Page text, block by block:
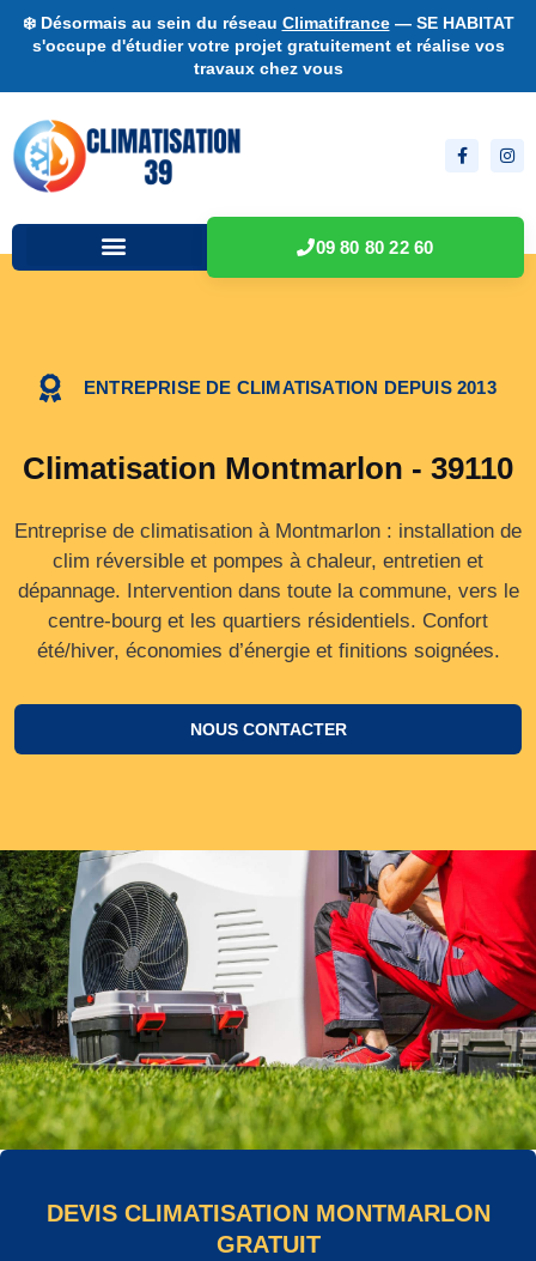
❄️ Désormais au sein du réseau Climatifrance— SE HABITAT
s'occupe d'étudier votre projet gratuitement et réalise vos
travaux chez vous
09 80 80 22 60
ENTREPRISE DE CLIMATISATION DEPUIS 2013
Climatisation Montmarlon - 39110
Entreprise de climatisation à Montmarlon : installation de
clim réversible et pompes à chaleur, entretien et
dépannage. Intervention dans toute la commune, vers le
centre‑bourg et les quartiers résidentiels. Confort
été/hiver, économies d’énergie et finitions soignées.
NOUS CONTACTER
DEVIS CLIMATISATION MONTMARLON
GRATUIT